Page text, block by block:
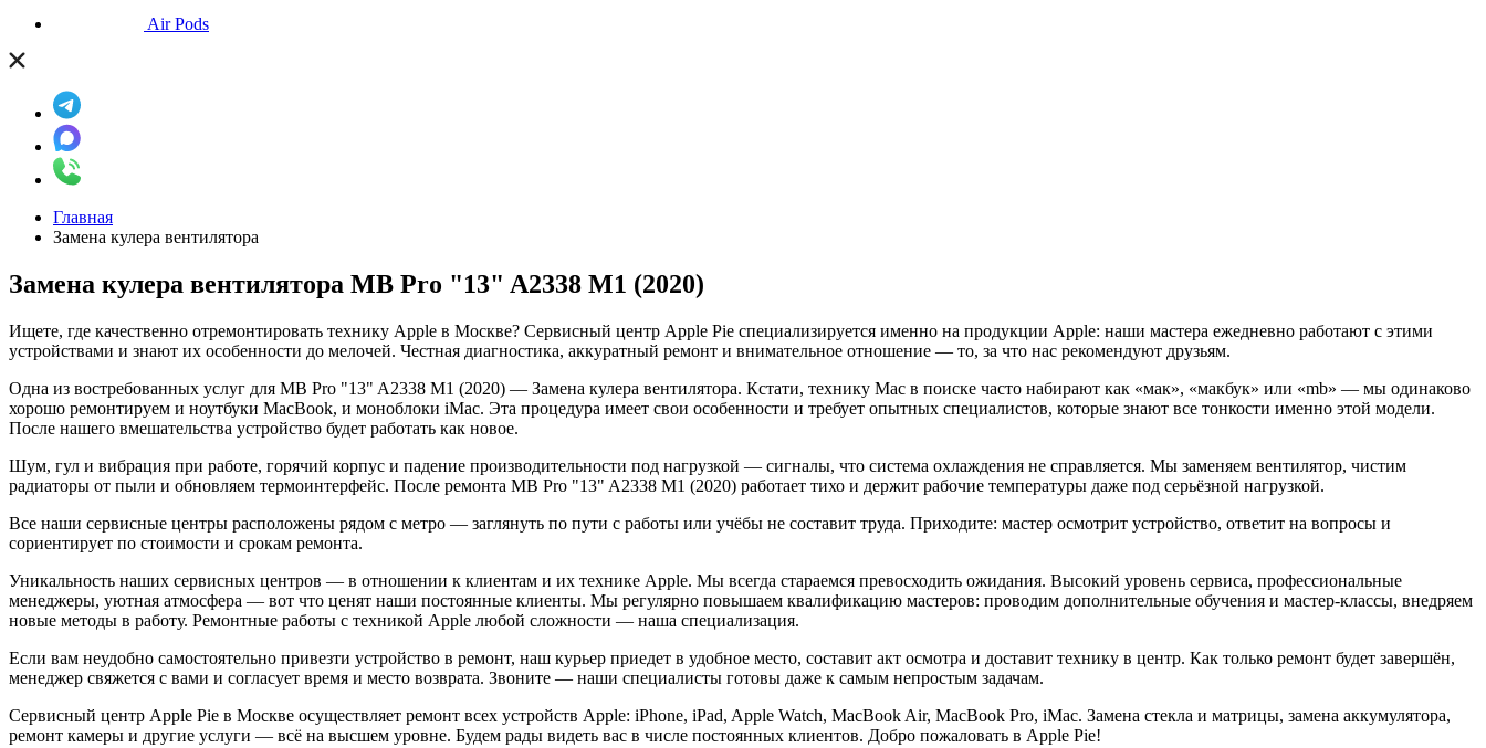
Air Pods
Главная
Замена кулера вентилятора
Замена кулера вентилятора MB Pro "13" A2338 M1 (2020)
Ищете, где качественно отремонтировать технику Apple в Москве? Сервисный центр Apple Pie специализируется именно на продукции Apple: наши мастера ежедневно работают с этими
устройствами и знают их особенности до мелочей. Честная диагностика, аккуратный ремонт и внимательное отношение — то, за что нас рекомендуют друзьям.
Одна из востребованных услуг для MB Pro "13" A2338 M1 (2020) — Замена кулера вентилятора. Кстати, технику Mac в поиске часто набирают как «мак», «макбук» или «mb» — мы одинаково
хорошо ремонтируем и ноутбуки MacBook, и моноблоки iMac. Эта процедура имеет свои особенности и требует опытных специалистов, которые знают все тонкости именно этой модели.
После нашего вмешательства устройство будет работать как новое.
Шум, гул и вибрация при работе, горячий корпус и падение производительности под нагрузкой — сигналы, что система охлаждения не справляется. Мы заменяем вентилятор, чистим
радиаторы от пыли и обновляем термоинтерфейс. После ремонта MB Pro "13" A2338 M1 (2020) работает тихо и держит рабочие температуры даже под серьёзной нагрузкой.
Все наши сервисные центры расположены рядом с метро — заглянуть по пути с работы или учёбы не составит труда. Приходите: мастер осмотрит устройство, ответит на вопросы и
сориентирует по стоимости и срокам ремонта.
Уникальность наших сервисных центров — в отношении к клиентам и их технике Apple. Мы всегда стараемся превосходить ожидания. Высокий уровень сервиса, профессиональные
менеджеры, уютная атмосфера — вот что ценят наши постоянные клиенты. Мы регулярно повышаем квалификацию мастеров: проводим дополнительные обучения и мастер-классы, внедряем
новые методы в работу. Ремонтные работы с техникой Apple любой сложности — наша специализация.
Если вам неудобно самостоятельно привезти устройство в ремонт, наш курьер приедет в удобное место, составит акт осмотра и доставит технику в центр. Как только ремонт будет завершён,
менеджер свяжется с вами и согласует время и место возврата. Звоните — наши специалисты готовы даже к самым непростым задачам.
Сервисный центр Apple Pie в Москве осуществляет ремонт всех устройств Apple: iPhone, iPad, Apple Watch, MacBook Air, MacBook Pro, iMac. Замена стекла и матрицы, замена аккумулятора,
ремонт камеры и другие услуги — всё на высшем уровне. Будем рады видеть вас в числе постоянных клиентов. Добро пожаловать в Apple Pie!